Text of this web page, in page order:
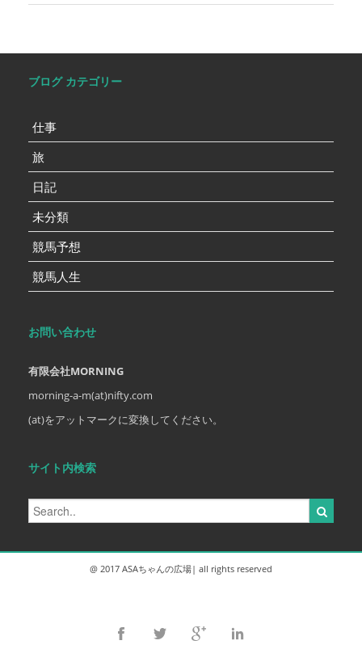
ブログ カテゴリー
仕事
旅
日記
未分類
競馬予想
競馬人生
お問い合わせ
有限会社MORNING
morning-a-m(at)nifty.com
(at)をアットマークに変換してください。
サイト内検索
@ 2017 ASAちゃんの広場| all rights reserved